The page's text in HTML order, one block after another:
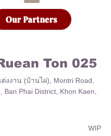
Our Partners
Ton 025
งงาน (บ้านไผ่), Montri Road,
Ban Phai District, Khon Kaen,
WIP